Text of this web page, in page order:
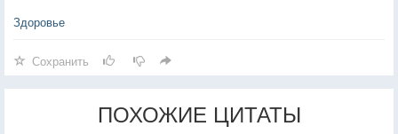
Здоровье
Сохранить
ПОХОЖИЕ ЦИТАТЫ